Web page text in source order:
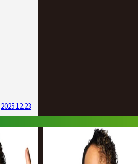
2025.12.23